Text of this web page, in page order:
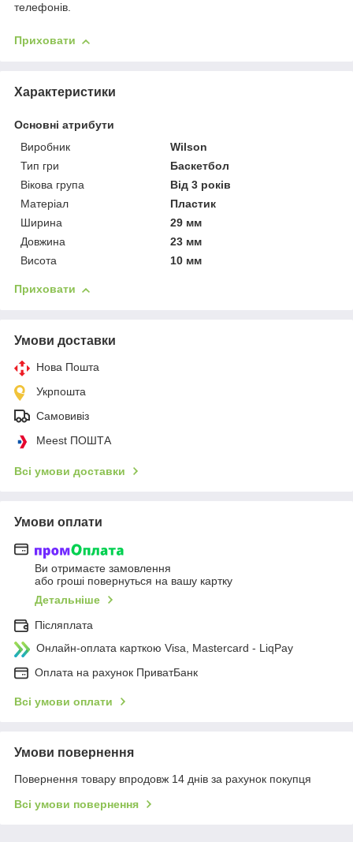
телефонів.
Приховати
Характеристики
Основні атрибути
Виробник
Wilson
Тип гри
Баскетбол
Вікова група
Від 3 років
Матеріал
Пластик
Ширина
29 мм
Довжина
23 мм
Висота
10 мм
Приховати
Умови доставки
Нова Пошта
Укрпошта
Самовивіз
Meest ПОШТА
Всі умови доставки
Умови оплати
Ви отримаєте замовлення
або гроші повернуться на вашу картку
Детальніше
Післяплата
Онлайн-оплата карткою Visa, Mastercard - LiqPay
Оплата на рахунок ПриватБанк
Всі умови оплати
Умови повернення
Повернення товару впродовж 14 днів за рахунок покупця
Всі умови повернення